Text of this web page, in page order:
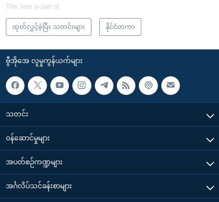
This item is part of
ထုတ်လွှင့်ခဲ့ပြီး သတင်းများ နိုင်ငံတကာ
ဗွီအိုအေ လူမှုကွန်ယက်များ
သတင်း
၀န်ဆောင်မှုများ
အပတ်စဉ်ကဏ္ဍများ
အင်္ဂလိပ်သင်ခန်းစာများ